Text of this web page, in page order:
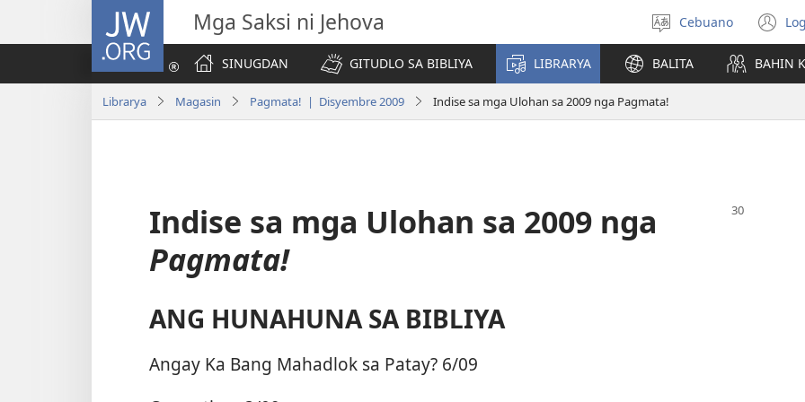
JW.ORG Mga Saksi ni Jehova
Pagpilig
pinulongan
Cebuano
SINUGDAN
GITUDLO SA BIBLIYA LIBRARYA BALITA BAHIN
Librarya Magasin Pagmata! | Disyembre 2009 Indise sa mga Ulohan sa 2009 nga Pagmata!
Indise sa mga Ulohan sa 2009 nga
Pagmata!
ANG HUNAHUNA SA BIBLIYA
Angay Ka Bang Mahadlok sa Patay? 6/09